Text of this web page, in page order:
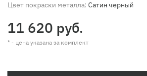
Цвет покраски металла: Сатин черный
11 620 руб.
* - цена указана за комплект